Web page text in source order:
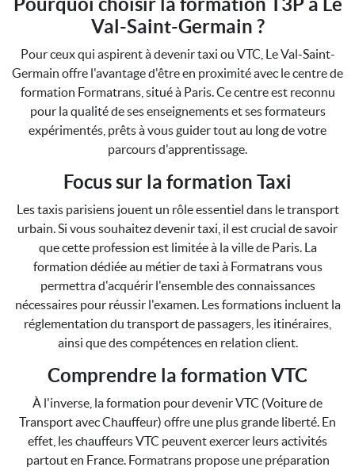
Pourquoi choisir la formation T3P à Le
Val-Saint-Germain ?
Pour ceux qui aspirent à devenir taxi ou VTC, Le Val-Saint-
Germain offre l'avantage d'être en proximité avec le centre de
formation Formatrans, situé à Paris. Ce centre est reconnu
pour la qualité de ses enseignements et ses formateurs
expérimentés, prêts à vous guider tout au long de votre
parcours d'apprentissage.
Focus sur la formation Taxi
Les taxis parisiens jouent un rôle essentiel dans le transport
urbain. Si vous souhaitez devenir taxi, il est crucial de savoir
que cette profession est limitée à la ville de Paris. La
formation dédiée au métier de taxi à Formatrans vous
permettra d'acquérir l'ensemble des connaissances
nécessaires pour réussir l'examen. Les formations incluent la
réglementation du transport de passagers, les itinéraires,
ainsi que des compétences en relation client.
Comprendre la formation VTC
À l'inverse, la formation pour devenir VTC (Voiture de
Transport avec Chauffeur) offre une plus grande liberté. En
effet, les chauffeurs VTC peuvent exercer leurs activités
partout en France. Formatrans propose une préparation